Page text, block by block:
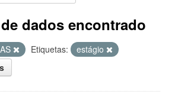
dados encontrado
Etiquetas:
estágio